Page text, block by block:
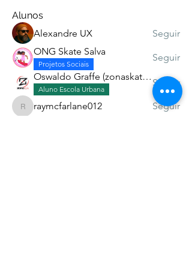
Alunos
Alexandre UX
Seguir
ONG Skate Salva
Projetos Sociais
Seguir
Oswaldo Graffe (zonaskatev)
Aluno Escola Urbana
Seguir
raymcfarlane012
raymcfarlane012
Seguir